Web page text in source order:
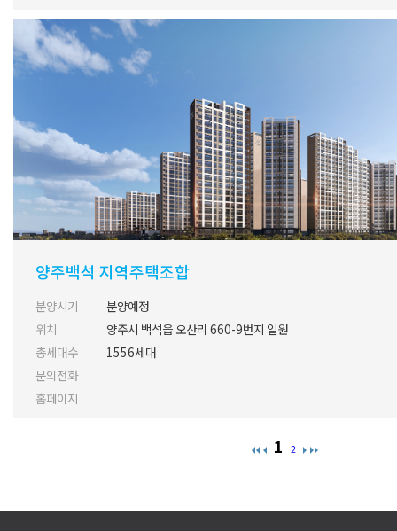
양주백석 지역주택조합
분양시기
분양예정
위치
양주시 백석읍 오산리 660-9번지 일원
총세대수
1556세대
문의전화
홈페이지
1 2